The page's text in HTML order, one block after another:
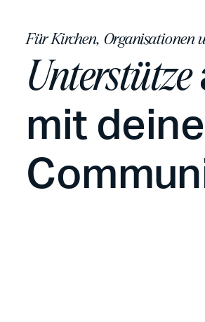
Für Kirchen, Organisationen
Unterstütze
mit